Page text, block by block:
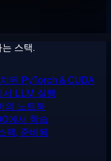
스택.
된 PyTorch & CUDA
서 LLM 실행
의 노트북
에서 학습
택, 준비됨